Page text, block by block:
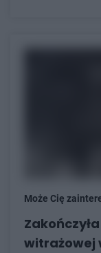
Może Cię
witrażowej